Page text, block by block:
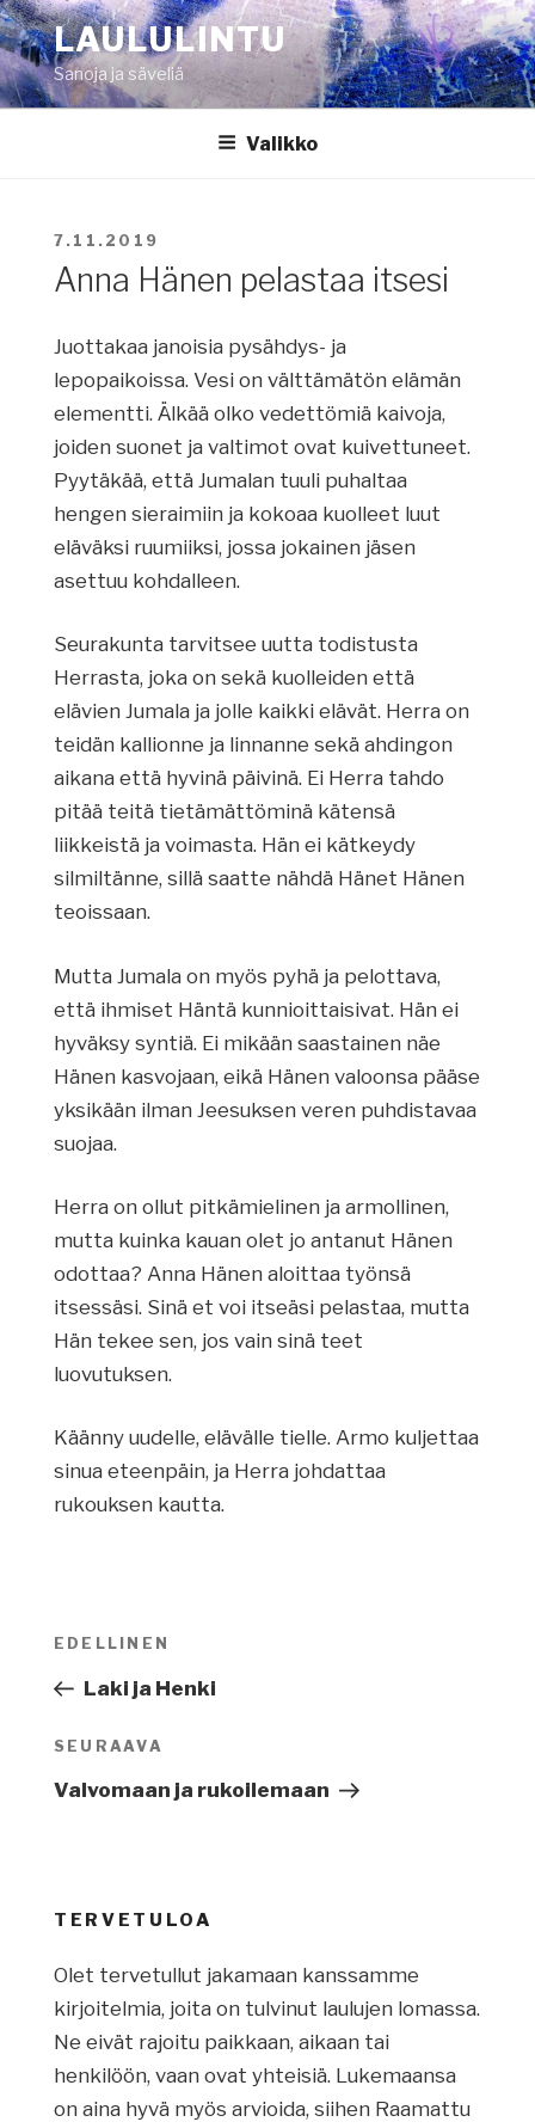
Siirry
sisältöönLAULULINTU
Sanoja ja säveliä
Valikko
JULKAISTU
7.11.2019
Anna Hänen pelastaa itsesi
Juottakaa janoisia pysähdys- ja
lepopaikoissa. Vesi on välttämätön elämän
elementti. Älkää olko vedettömiä kaivoja,
joiden suonet ja valtimot ovat kuivettuneet.
Pyytäkää, että Jumalan tuuli puhaltaa
hengen sieraimiin ja kokoaa kuolleet luut
eläväksi ruumiiksi, jossa jokainen jäsen
asettuu kohdalleen.
Seurakunta tarvitsee uutta todistusta
Herrasta, joka on sekä kuolleiden että
elävien Jumala ja jolle kaikki elävät. Herra on
teidän kallionne ja linnanne sekä ahdingon
aikana että hyvinä päivinä. Ei Herra tahdo
pitää teitä tietämättöminä kätensä
liikkeistä ja voimasta. Hän ei kätkeydy
silmiltänne, sillä saatte nähdä Hänet Hänen
teoissaan.
Mutta Jumala on myös pyhä ja pelottava,
että ihmiset Häntä kunnioittaisivat. Hän ei
hyväksy syntiä. Ei mikään saastainen näe
Hänen kasvojaan, eikä Hänen valoonsa pääse
yksikään ilman Jeesuksen veren puhdistavaa
suojaa.
Herra on ollut pitkämielinen ja armollinen,
mutta kuinka kauan olet jo antanut Hänen
odottaa? Anna Hänen aloittaa työnsä
itsessäsi. Sinä et voi itseäsi pelastaa, mutta
Hän tekee sen, jos vain sinä teet
luovutuksen.
Käänny uudelle, elävälle tielle. Armo kuljettaa
sinua eteenpäin, ja Herra johdattaa
rukouksen kautta.
Artikkelien
Edellinen
artikkeli
EDELLINEN
Laki ja Henki
Seuraava
artikkeli
SEURAAVA
Valvomaan ja rukoilemaan
TERVETULOA
Olet tervetullut jakamaan kanssamme
kirjoitelmia, joita on tulvinut laulujen lomassa.
Ne eivät rajoitu paikkaan, aikaan tai
henkilöön, vaan ovat yhteisiä. Lukemaansa
on aina hyvä myös arvioida, siihen Raamattu